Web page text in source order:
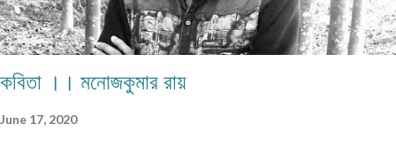
কবিতা ।। মনোজকুমার রায়
June 17, 2020